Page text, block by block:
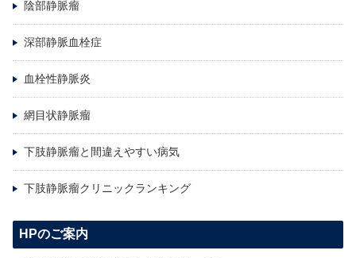
陰部静脈瘤
深部静脈血栓症
血栓性静脈炎
網目状静脈瘤
下肢静脈瘤と間違えやすい病気
下肢静脈瘤クリニックランキング
HPのご案内